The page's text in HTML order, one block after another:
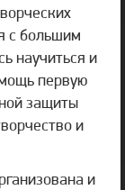
с большим
научиться и
первую
защиты
и
и